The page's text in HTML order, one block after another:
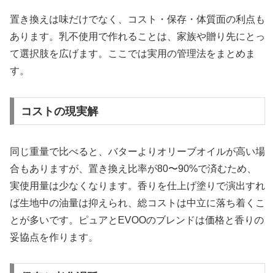
置き換えは味だけでなく、コスト・保存・体質面の利点も
あります。乳不使用で作れることは、家族や贈り先にとっ
て選択肢を広げます。ここでは実用の管理法をまとめま
す。
コストの現実解
同じ重量で比べると、バターよりオリーブオイルが高い場
合もありますが、置き換え比率が80〜90%で済むため、
実使用量は少なくなります。香りを仕上げ塗りで演出すれ
ば生地中の油量は抑えられ、総コストは中立に落ち着くこ
とが多いです。ピュアとEVOOのブレンドは価格と香りの
妥協点を作ります。